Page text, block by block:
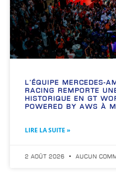
L’ÉQUIPE MERCEDES-
RACING REMPORTE
HISTORIQUE EN GT
POWERED BY AWS À
LIRE LA SUITE »
2 AOÛT 2026 AUCUN